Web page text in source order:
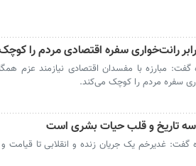
رانت‌خواری سفره اقتصادی مردم را
مبارزه با مفسدان اقتصادی نیازمند عزم
سفره مردم را کوچک می‌کند.
تاریخ و قلب حیات بشری است
گفت: غدیرخم یک جریان زنده و انقلابی تا قیامت